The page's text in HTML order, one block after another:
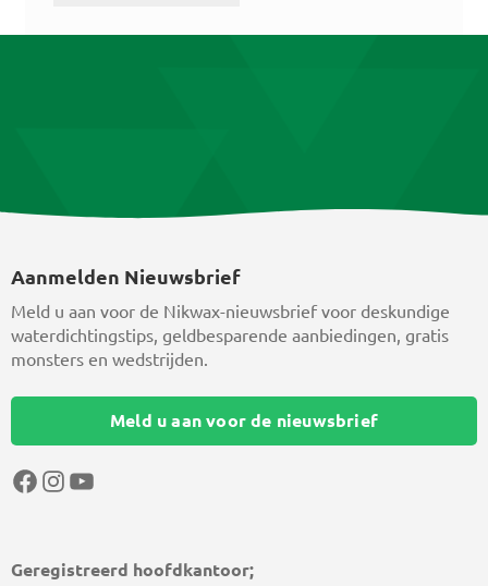
Geregistreerd hoofdkantoor;
Aanmelden Nieuwsbrief
Meld u aan voor de Nikwax-nieuwsbrief voor deskundige
waterdichtingstips, geldbesparende aanbiedingen, gratis
monsters en wedstrijden.
Meld u aan voor de nieuwsbrief
Facebook
Instagram
YouTube